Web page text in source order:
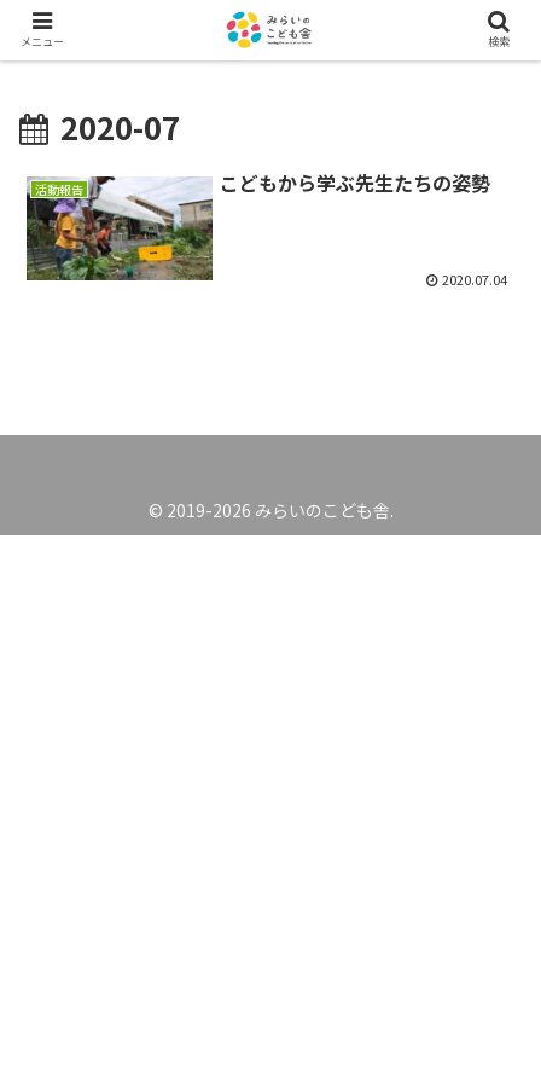
2020-07
活動報告 こどもから学ぶ先生たちの姿勢
2020.07.04
© 2019-2026 みらいのこども舎.
メニュー 検索